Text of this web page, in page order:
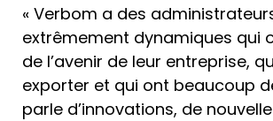
« Verbom a des
extrêmement dynamiques qui
de l’avenir de leur entreprise,
exporter et qui ont beaucoup
parle d’innovations, de